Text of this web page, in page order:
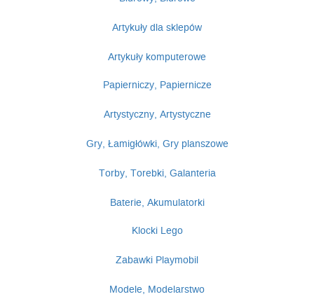
Artykuły dla sklepów
Artykuły komputerowe
Papierniczy, Papiernicze
Artystyczny, Artystyczne
Gry, Łamigłówki, Gry planszowe
Torby, Torebki, Galanteria
Baterie, Akumulatorki
Klocki Lego
Zabawki Playmobil
Modele, Modelarstwo